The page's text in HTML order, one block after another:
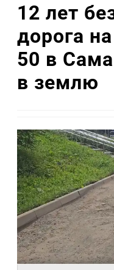
12 лет
дорога
50 в
в землю